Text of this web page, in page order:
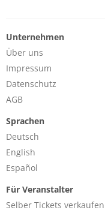
Unternehmen
Über uns
Impressum
Datenschutz
AGB
Sprachen
Deutsch
English
Español
Für Veranstalter
Selber Tickets verkaufen